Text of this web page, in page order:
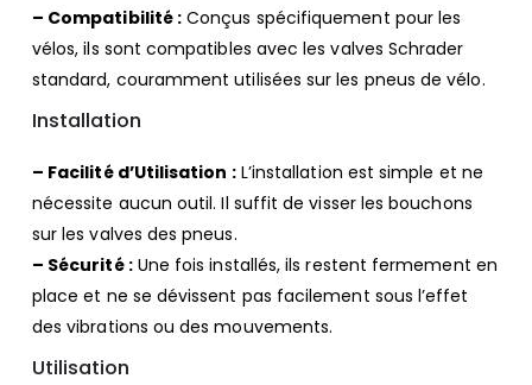
– Compatibilité : Conçus spécifiquement pour les
vélos, ils sont compatibles avec les valves Schrader
standard, couramment utilisées sur les pneus de vélo.
Installation
– Facilité d’Utilisation :L’installation est simple et ne
nécessite aucun outil. Il suffit de visser les bouchons
sur les valves des pneus.
– Sécurité :Une fois installés, ils restent fermement en
place et ne se dévissent pas facilement sous l’effet
des vibrations ou des mouvements.
Utilisation